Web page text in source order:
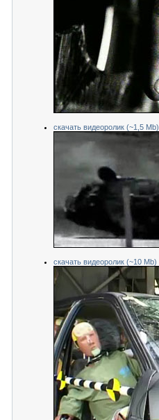
скачать видеоролик (~1,5 Mb)
скачать видеоролик (~10 Mb)